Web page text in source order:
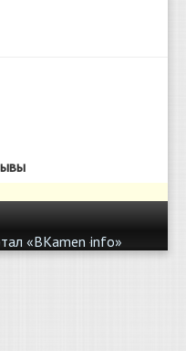
«BKamen info»